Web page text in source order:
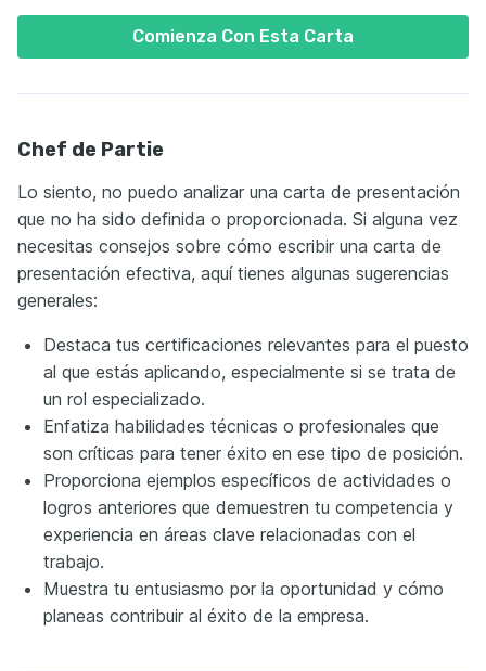
Comienza Con Esta Carta
Chef de Partie
Lo siento, no puedo analizar una carta de presentación
que no ha sido definida o proporcionada. Si alguna vez
necesitas consejos sobre cómo escribir una carta de
presentación efectiva, aquí tienes algunas sugerencias
generales:
Destaca tus certificaciones relevantes para el puesto
al que estás aplicando, especialmente si se trata de
un rol especializado.
Enfatiza habilidades técnicas o profesionales que
son críticas para tener éxito en ese tipo de posición.
Proporciona ejemplos específicos de actividades o
logros anteriores que demuestren tu competencia y
experiencia en áreas clave relacionadas con el
trabajo.
Muestra tu entusiasmo por la oportunidad y cómo
planeas contribuir al éxito de la empresa.